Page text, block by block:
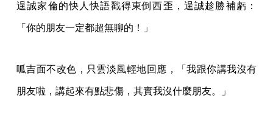
逞誠家倫的快人快語戳得東倒西歪，逞誠趁勝補虧：
「你的朋友一定都超無聊的！」
呱吉面不改色，只雲淡風輕地回應，「我跟你講我沒有
朋友啦，講起來有點悲傷，其實我沒什麼朋友。」